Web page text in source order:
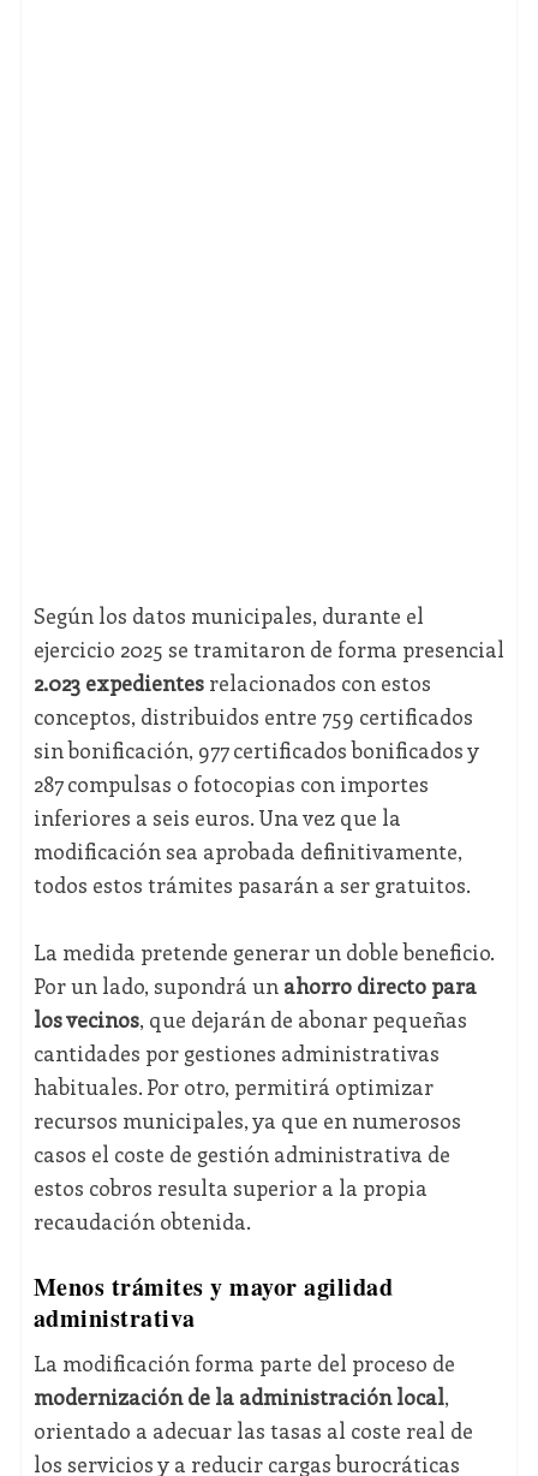
Según los datos municipales, durante el
ejercicio 2025 se tramitaron de forma presencial
2.023 expedientesrelacionados con estos
conceptos, distribuidos entre 759 certificados
sin bonificación, 977 certificados bonificados y
287 compulsas o fotocopias con importes
inferiores a seis euros. Una vez que la
modificación sea aprobada definitivamente,
todos estos trámites pasarán a ser gratuitos.
La medida pretende generar un doble beneficio.
Por un lado, supondrá un ahorro directo para
los vecinos, que dejarán de abonar pequeñas
cantidades por gestiones administrativas
habituales. Por otro, permitirá optimizar
recursos municipales, ya que en numerosos
casos el coste de gestión administrativa de
estos cobros resulta superior a la propia
recaudación obtenida.
Menos trámites y mayor agilidad
administrativa
La modificación forma parte del proceso de
modernización de la administración local,
orientado a adecuar las tasas al coste real de
los servicios y a reducir cargas burocráticas